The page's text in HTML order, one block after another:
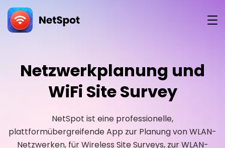
Netzwerkplanung und
WiFi Site Survey
NetSpot ist eine professionelle,
plattformübergreifende App zur Planung von WLAN-
Netzwerken, für Wireless Site Surveys, zur WLAN-